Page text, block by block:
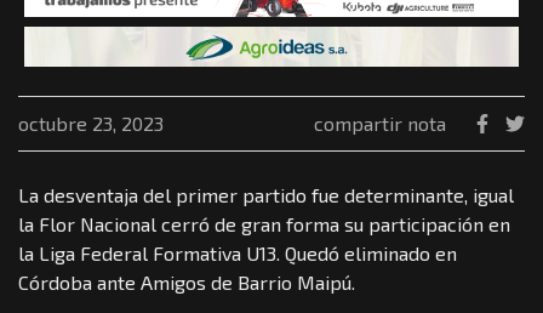
octubre 23, 2023 compartir nota
La desventaja del primer partido fue determinante, igual
la Flor Nacional cerró de gran forma su participación en
la Liga Federal Formativa U13. Quedó eliminado en
Córdoba ante Amigos de Barrio Maipú.